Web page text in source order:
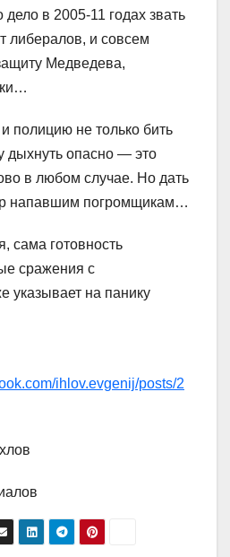
в 2005-11 годах звать
либералов, и совсем
Медведева,
не только бить
дыхнуть опасно — это
в любом случае. Но дать
погромщикам…
сама готовность
сражения с
указывает на панику
ihlov.evgenij/posts/2